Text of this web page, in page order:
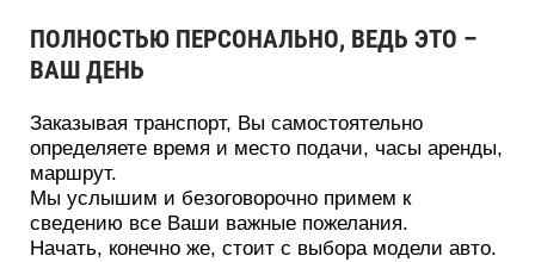
ПОЛНОСТЬЮ ПЕРСОНАЛЬНО, ВЕДЬ ЭТО –
ВАШ ДЕНЬ
Заказывая транспорт, Вы самостоятельно
определяете время и место подачи, часы аренды,
маршрут.
Мы услышим и безоговорочно примем к
сведению все Ваши важные пожелания.
Начать, конечно же, стоит с выбора модели авто.